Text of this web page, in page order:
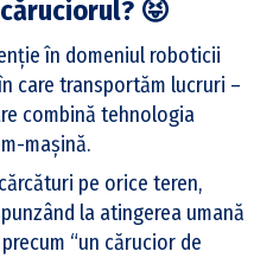
😝
în domeniul roboticii
care transportăm lucruri –
combină tehnologia
mașină.
pe orice teren,
la atingerea umană
“un cărucior de